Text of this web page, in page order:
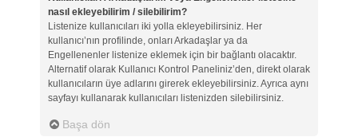
nasıl ekleyebilirim / silebilirim?
Listenize kullanıcıları iki yolla ekleyebilirsiniz. Her
kullanıcı’nın profilinde, onları Arkadaşlar ya da
Engellenenler listenize eklemek için bir bağlantı olacaktır.
Alternatif olarak Kullanıcı Kontrol Paneliniz’den, direkt olarak
kullanıcıların üye adlarını girerek ekleyebilirsiniz. Ayrıca aynı
sayfayı kullanarak kullanıcıları listenizden silebilirsiniz.
Başa dön